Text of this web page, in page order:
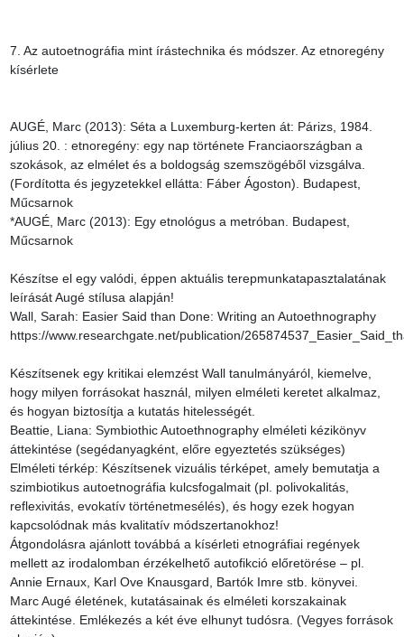
7. Az autoetnográfia mint írástechnika és módszer. Az etnoregény
kísérlete
AUGÉ, Marc (2013): Séta a Luxemburg-kerten át: Párizs, 1984.
július 20. : etnoregény: egy nap története Franciaországban a
szokások, az elmélet és a boldogság szemszögéből vizsgálva.
(Fordította és jegyzetekkel ellátta: Fáber Ágoston). Budapest,
Műcsarnok
*AUGÉ, Marc (2013): Egy etnológus a metróban. Budapest,
Műcsarnok
Készítse el egy valódi, éppen aktuális terepmunkatapasztalatának
leírását Augé stílusa alapján!
Wall, Sarah: Easier Said than Done: Writing an Autoethnography
https://www.researchgate.net/publication/
Készítsenek egy kritikai elemzést Wall tanulmányáról, kiemelve,
hogy milyen forrásokat használ, milyen elméleti keretet alkalmaz,
és hogyan biztosítja a kutatás hitelességét.
Beattie, Liana: Symbiothic Autoethnography elméleti kézikönyv
áttekintése (segédanyagként, előre egyeztetés szükséges)
Elméleti térkép: Készítsenek vizuális térképet, amely bemutatja a
szimbiotikus autoetnográfia kulcsfogalmait (pl. polivokalitás,
reflexivitás, evokatív történetmesélés), és hogy ezek hogyan
kapcsolódnak más kvalitatív módszertanokhoz!
Átgondolásra ajánlott továbbá a kísérleti etnográfiai regények
mellett az irodalomban érzékelhető autofikció előretörése – pl.
Annie Ernaux, Karl Ove Knausgard, Bartók Imre stb. könyvei.
Marc Augé életének, kutatásainak és elméleti korszakainak
áttekintése. Emlékezés a két éve elhunyt tudósra. (Vegyes források